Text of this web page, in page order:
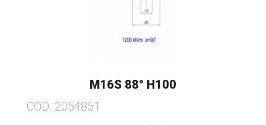
M16S 88° H100
COD. 2054851